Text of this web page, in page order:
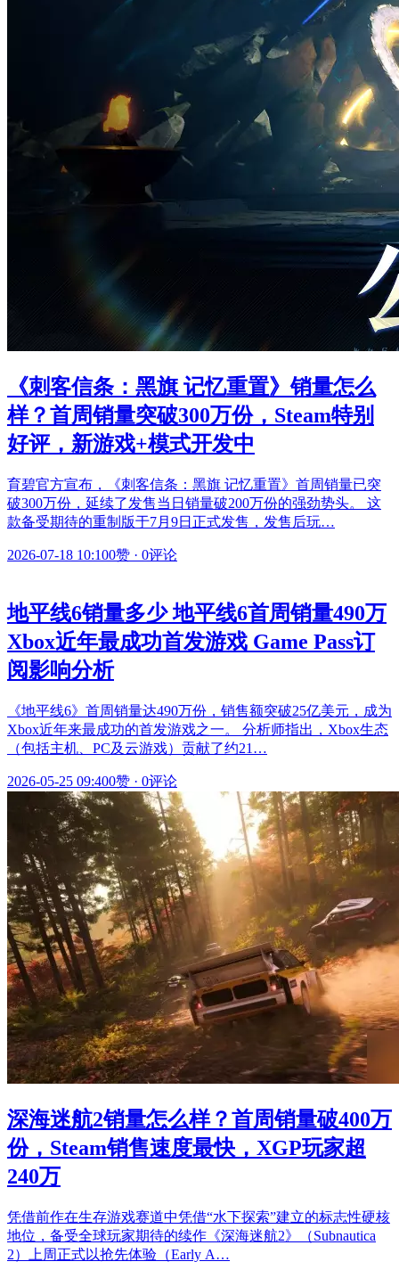
《刺客信条：黑旗 记忆重置》销量怎么
样？首周销量突破300万份，Steam特别
好评，新游戏+模式开发中
育碧官方宣布，《刺客信条：黑旗 记忆重置》首周销量已突
破300万份，延续了发售当日销量破200万份的强劲势头。 这
款备受期待的重制版于7月9日正式发售，发售后玩…
2026-07-18 10:100赞 · 0评论
地平线6销量多少 地平线6首周销量490万
Xbox近年最成功首发游戏 Game Pass订
阅影响分析
《地平线6》首周销量达490万份，销售额突破25亿美元，成为
Xbox近年来最成功的首发游戏之一。 分析师指出，Xbox生态
（包括主机、PC及云游戏）贡献了约21…
2026-05-25 09:400赞 · 0评论
深海迷航2销量怎么样？首周销量破400万
份，Steam销售速度最快，XGP玩家超
240万
凭借前作在生存游戏赛道中凭借“水下探索”建立的标志性硬核
地位，备受全球玩家期待的续作《深海迷航2》（Subnautica
2）上周正式以抢先体验（Early A…